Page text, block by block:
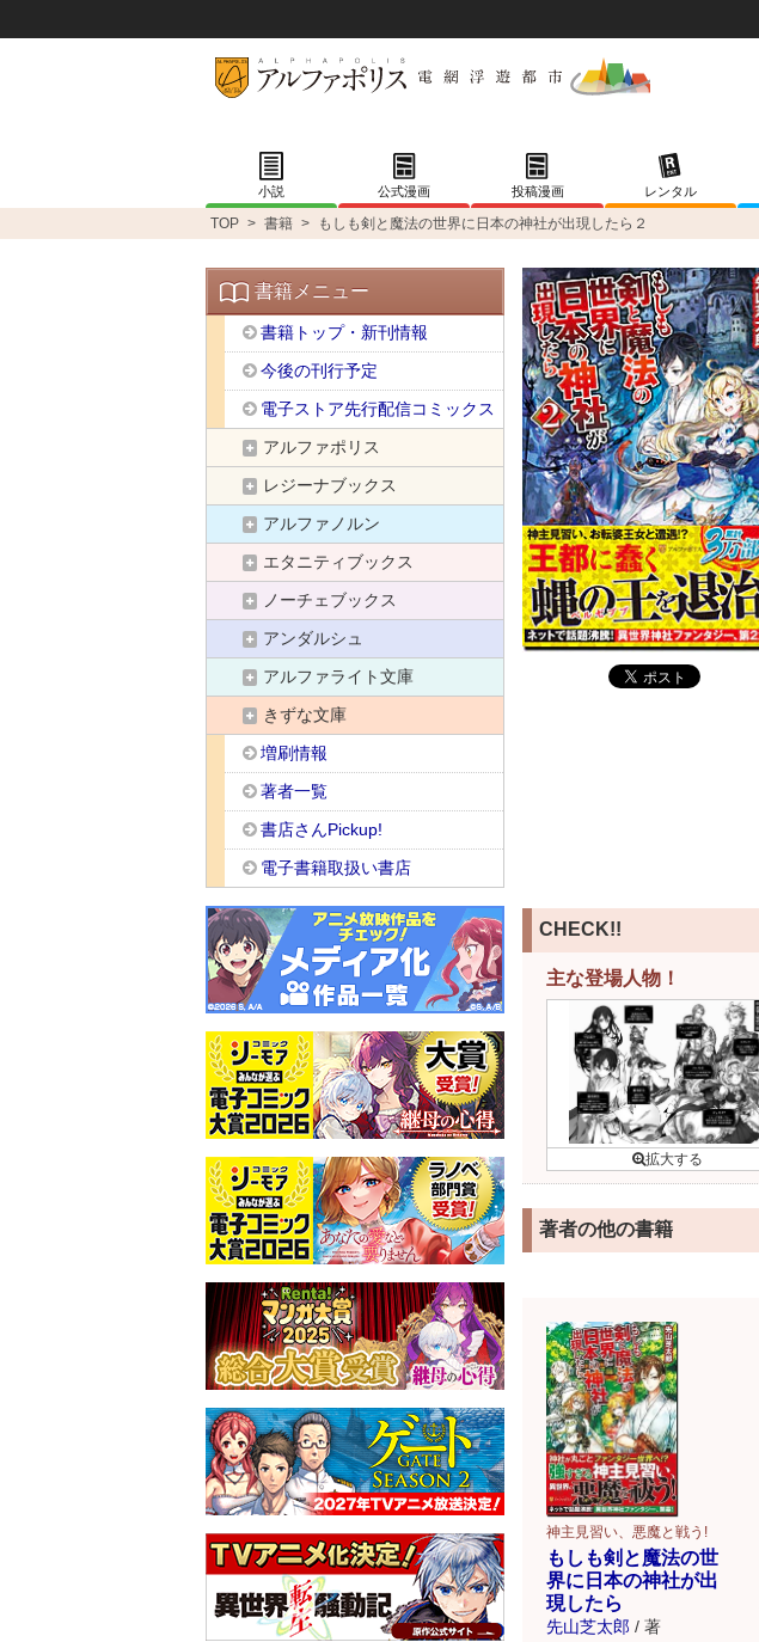
小説 公式漫画 投稿漫画 レンタル
TOP > 書籍 > もしも剣と魔法の世界に日本の神社が出現したら２
CHECK!!
主な登場人物！
著者の他の書籍
神主見習い、悪魔と戦う!
もしも剣と魔法の世
界に日本の神社が出
現したら
先山芝太郎 / 著
書籍メニュー
書籍トップ・新刊情報
今後の刊行予定
電子ストア先行配信コミックス
アルファポリス
レジーナブックス
アルファノルン
エタニティブックス
ノーチェブックス
アンダルシュ
アルファライト文庫
きずな文庫
増刷情報
著者一覧
書店さんPickup!
電子書籍取扱い書店